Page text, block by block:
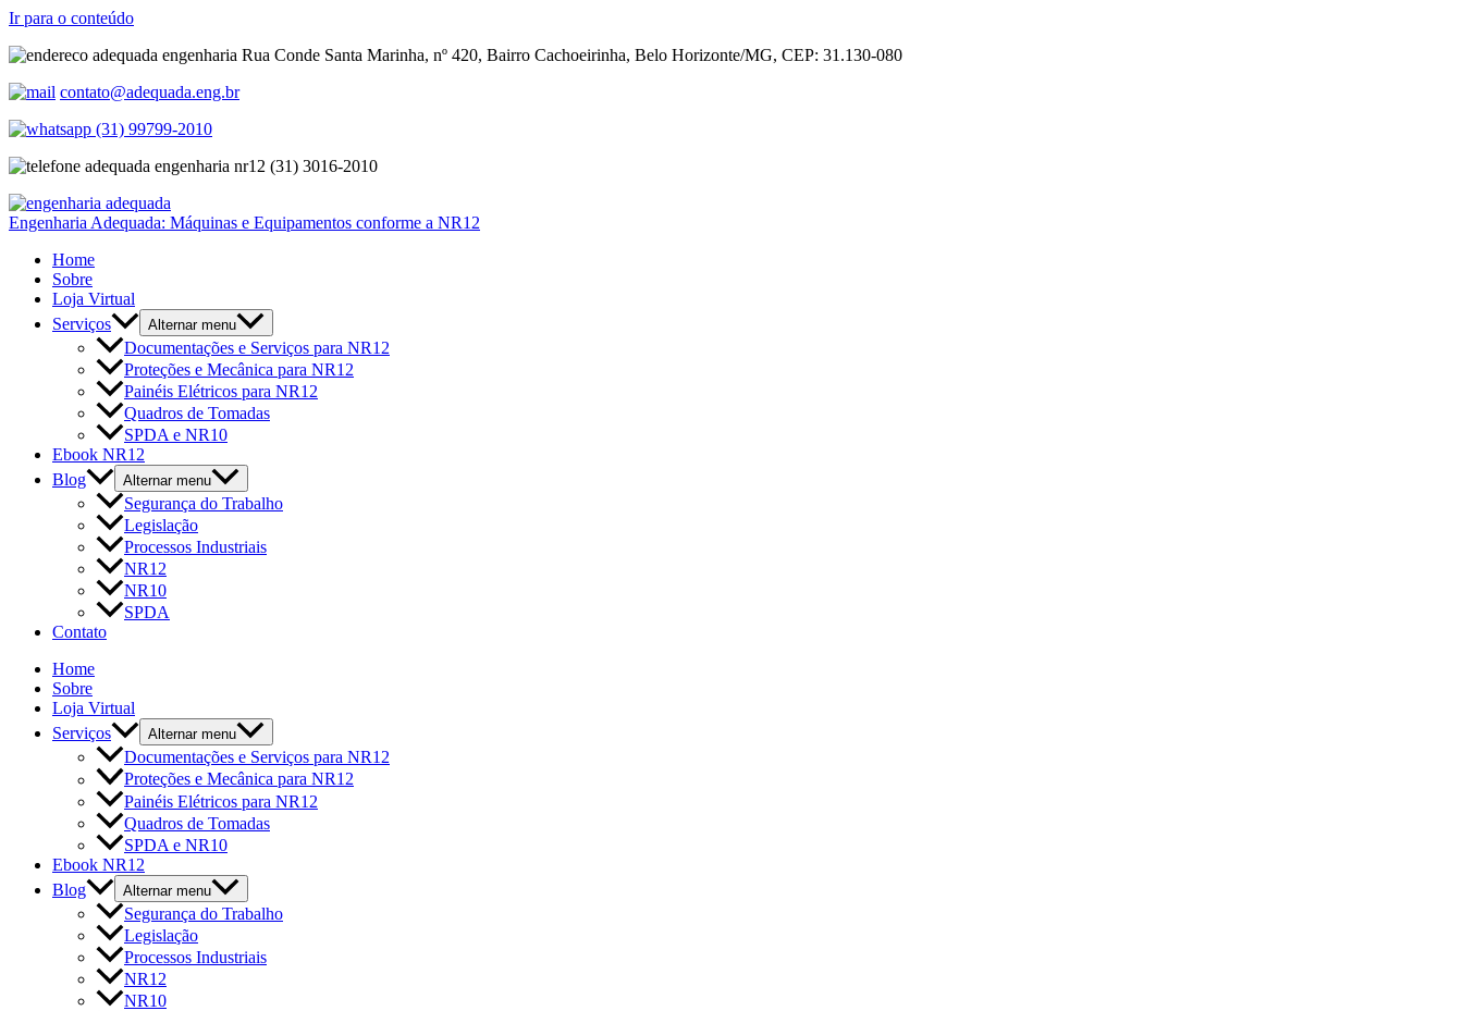
Ir para o conteúdo
Rua Conde Santa Marinha, nº 420, Bairro Cachoeirinha, Belo Horizonte/MG, CEP: 31.130-080
contato@adequada.eng.br
(31) 99799-2010
(31) 3016-2010
Engenharia Adequada: Máquinas e Equipamentos conforme a NR12
Home
Sobre
Loja Virtual
Serviços
Alternar menu
Documentações e Serviços para NR12
Proteções e Mecânica para NR12
Painéis Elétricos para NR12
Quadros de Tomadas
SPDA e NR10
Ebook NR12
Blog
Alternar menu
Segurança do Trabalho
Legislação
Processos Industriais
NR12
NR10
SPDA
Contato
Home
Sobre
Loja Virtual
Serviços
Alternar menu
Documentações e Serviços para NR12
Proteções e Mecânica para NR12
Painéis Elétricos para NR12
Quadros de Tomadas
SPDA e NR10
Ebook NR12
Blog
Alternar menu
Segurança do Trabalho
Legislação
Processos Industriais
NR12
NR10